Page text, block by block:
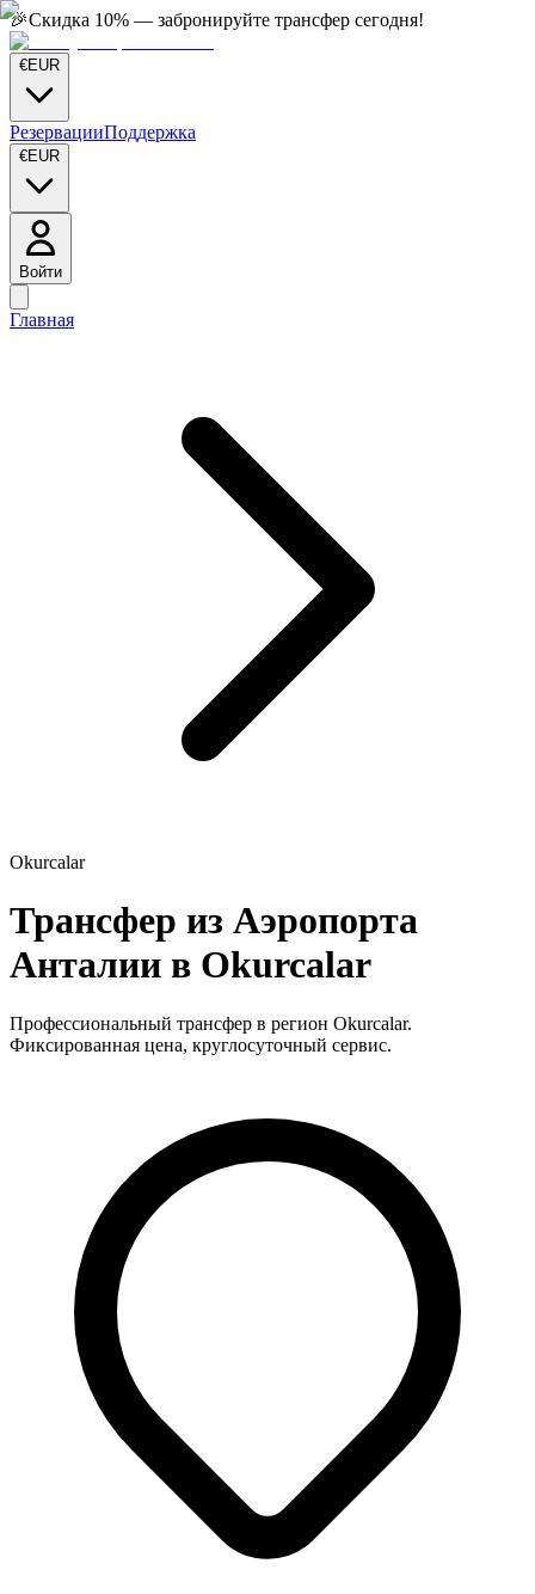
🎉Скидка 10% — забронируйте трансфер сегодня!
€EUR
РезервацииПоддержка
€EUR
Войти
Главная
Okurcalar
Трансфер из Аэропорта
Анталии в Okurcalar
Профессиональный трансфер в регион Okurcalar.
Фиксированная цена, круглосуточный сервис.